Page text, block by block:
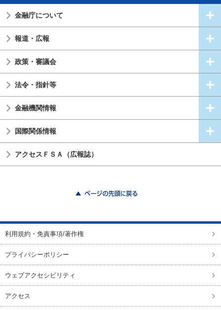
金融庁について
報道・広報
政策・審議会
法令・指針等
金融機関情報
国際関係情報
アクセスＦＳＡ（広報誌）
利用規約・免責事項/著作権
プライバシーポリシー
ウェブアクセシビリティ
アクセス